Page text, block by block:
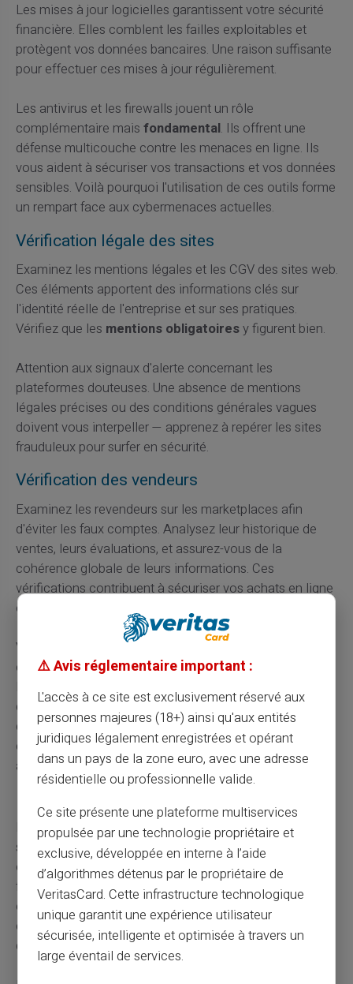
Les mises à jour logicielles garantissent votre sécurité
financière. Elles comblent les failles exploitables et
protègent vos données bancaires. Une raison suffisante
pour effectuer ces mises à jour régulièrement.
Les antivirus et les firewalls jouent un rôle
complémentaire mais fondamental. Ils offrent une
défense multicouche contre les menaces en ligne. Ils
vous aident à sécuriser vos transactions et vos données
sensibles. Voilà pourquoi l'utilisation de ces outils forme
un rempart face aux cybermenaces actuelles.
Vérification légale des sites
Examinez les mentions légales et les CGV des sites web.
Ces éléments apportent des informations clés sur
l'identité réelle de l'entreprise et sur ses pratiques.
Vérifiez que les mentions obligatoiresy figurent bien.
Attention aux signaux d'alerte concernant les
plateformes douteuses. Une absence de mentions
légales précises ou des conditions générales vagues
doivent vous interpeller — apprenez à repérer les sites
frauduleux pour surfer en sécurité.
Vérification des vendeurs
Examinez les revendeurs sur les marketplaces afin
d'éviter les faux comptes. Analysez leur historique de
ventes, leurs évaluations, et assurez-vous de la
cohérence globale de leurs informations. Ces
vérifications contribuent à sécuriser vos achats en ligne
et à éviter les mauvaises surprises.
Vous pouvez utiliser les moteurs de recherche
classiques pour recouper les informations concernant
d'autres utilisateurs pour évaluer leur fiabilité — une
démarche qui vous permettra d'obtenir une vision plus
claire de la réputation du vendeur. Ces précautions vous
aideront à vous protéger contre les fraudes sur Internet.
Les tentatives de phishing présentent souvent des
signes révélateurs. Scrutez ces communications qui
éveillent vos doutes afin d'identifier les tentatives
frauduleuses. Soyez particulièrement méfiant face aux
emails et SMS qui semblent trop beaux pour être
crédibles ; s'y cache souvent une tentative
d'hameçonnage.
⚠️ Avis réglementaire important :
L'accès à ce site est exclusivement réservé aux
personnes majeures (18+) ainsi qu'aux entités
juridiques légalement enregistrées et opérant
dans un pays de la zone euro, avec une adresse
résidentielle ou professionnelle valide.
Ce site présente une plateforme multiservices
propulsée par une technologie propriétaire et
exclusive, développée en interne à l’aide
d’algorithmes détenus par le propriétaire de
VeritasCard. Cette infrastructure technologique
unique garantit une expérience utilisateur
sécurisée, intelligente et optimisée à travers un
large éventail de services.